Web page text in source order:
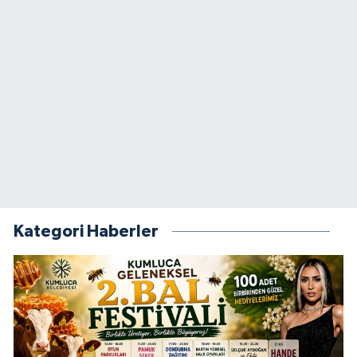
Kategori Haberler